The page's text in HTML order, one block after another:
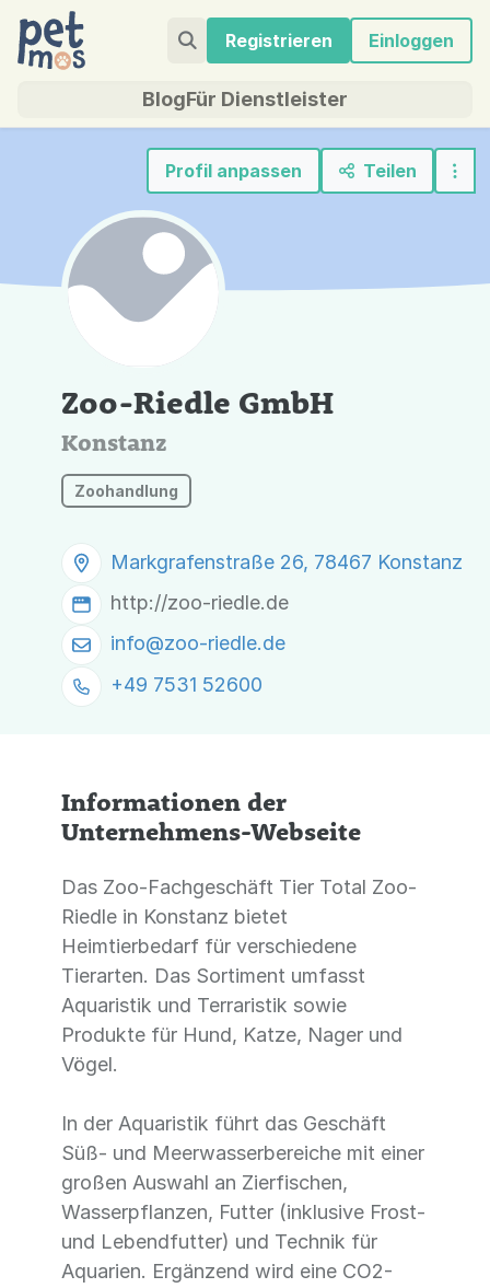
Registrieren Einloggen
BlogFür Dienstleister
Profil anpassen Teilen
Zoo-Riedle GmbH
Konstanz
Zoohandlung
Markgrafenstraße 26, 78467 Konstanz
http://zoo-riedle.de
info@zoo-riedle.de
+49 7531 52600
Informationen der
Unternehmens-Webseite
Das Zoo-Fachgeschäft Tier Total Zoo-
Riedle in Konstanz bietet
Heimtierbedarf für verschiedene
Tierarten. Das Sortiment umfasst
Aquaristik und Terraristik sowie
Produkte für Hund, Katze, Nager und
Vögel.
In der Aquaristik führt das Geschäft
Süß- und Meerwasserbereiche mit einer
großen Auswahl an Zierfischen,
Wasserpflanzen, Futter (inklusive Frost-
und Lebendfutter) und Technik für
Aquarien. Ergänzend wird eine CO2-